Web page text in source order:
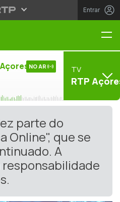
Entrar
NO AR TV
RTP
parte do
Online", que se
A